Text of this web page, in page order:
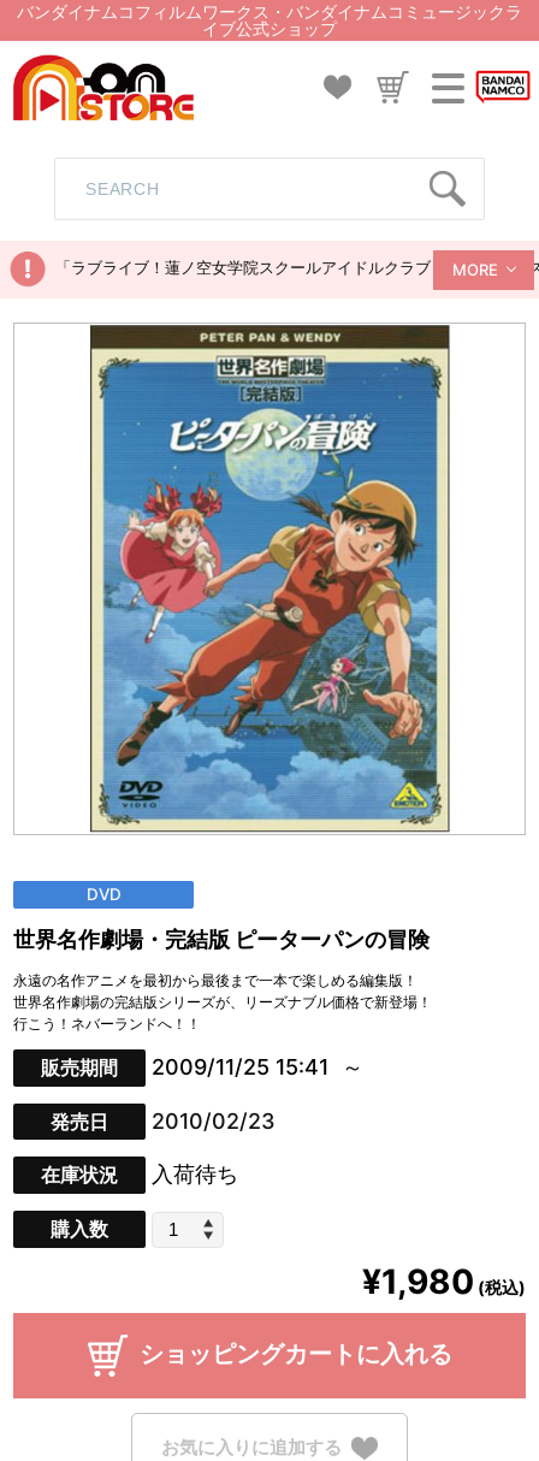
バンダイナムコフィルムワークス・バンダイナムコミュージックラ
イブ公式ショップ
「ラブライブ！蓮ノ空女学院スクールアイドルクラブ ぬいぐるみ
MORE
DVD
世界名作劇場・完結版 ピーターパンの冒険
永遠の名作アニメを最初から最後まで一本で楽しめる編集版！
世界名作劇場の完結版シリーズが、リーズナブル価格で新登場！
行こう！ネバーランドへ！！
販売期間 2009/11/25 15:41
発売日 2010/02/23
在庫状況 入荷待ち
購入数
¥1,980 (税込)
ショッピングカートに入れる
お気に入りに追加する